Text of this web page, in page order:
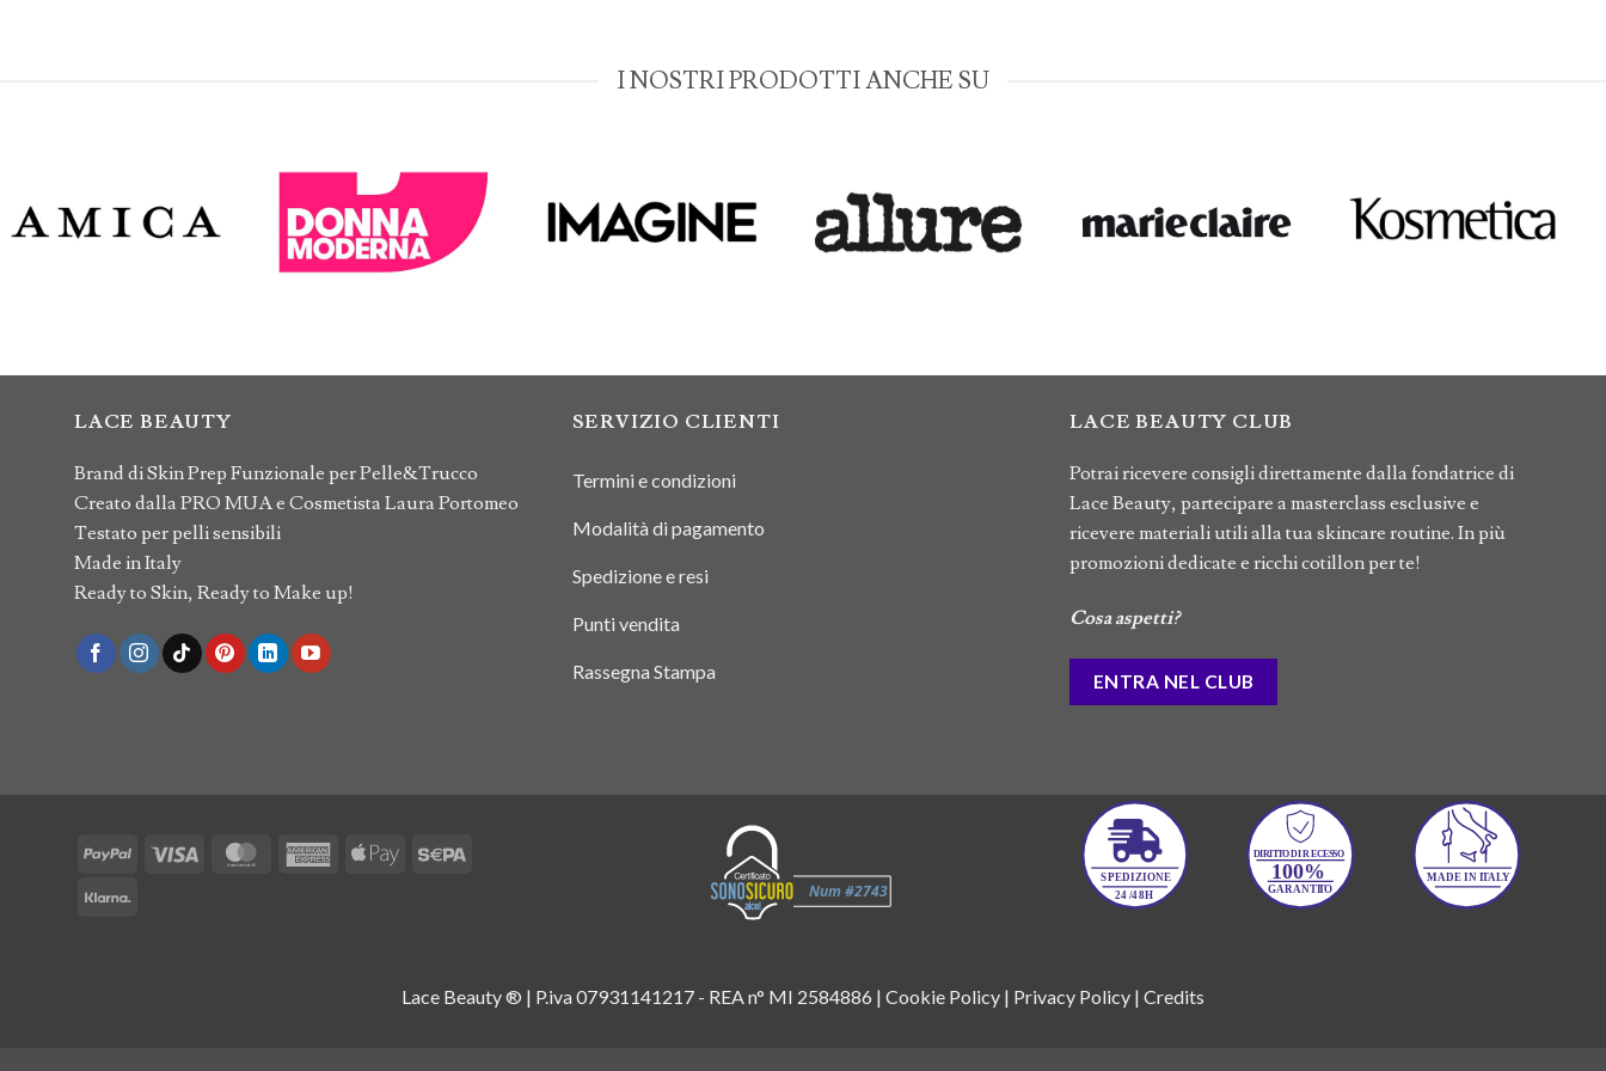
I NOSTRI PRODOTTI ANCHE SU
LACE BEAUTY
Brand di Skin Prep Funzionale per Pelle&Trucco
Creato dalla PRO MUA e Cosmetista Laura Portomeo
Testato per pelli sensibili
Made in Italy
Ready to Skin, Ready to Make up!
SERVIZIO CLIENTI
Termini e condizioni
Modalità di pagamento
Spedizione e resi
Punti vendita
Rassegna Stampa
LACE BEAUTY CLUB
Potrai ricevere consigli direttamente dalla fondatrice di
Lace Beauty, partecipare a masterclass esclusive e
ricevere materiali utili alla tua skincare routine. In più
promozioni dedicate e ricchi cotillon per te!
Cosa aspetti?
ENTRA NEL CLUB
PayPal Visa MasterCardAmericanApple
Lace Beauty ® | P.iva 07931141217 - REA n° MI 2584886 | Cookie Policy | Privacy Policy | Credits